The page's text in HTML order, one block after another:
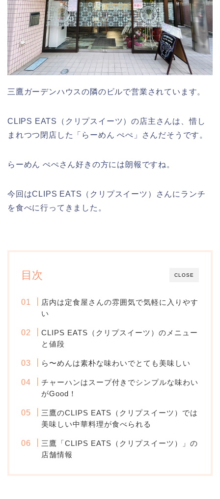
三鷹ガーデンハウスの隣のビルで営業されています。
CLIPS EATS（クリプスイーツ）の店主さんは、惜し
まれつつ閉店した「らーめん ぺぺ」さんだそうです。
らーめん ぺぺさん好きの方には朗報ですね。
今回はCLIPS EATS（クリプスイーツ）さんにランチ
を食べに行ってきました。
CLOSE
目次
店内は定食屋さんの雰囲気で気軽に入りやす
い
CLIPS EATS（クリプスイーツ）のメニュー
と値段
ら〜めんは素朴な味わいでとても美味しい
チャーハンはスープ付きでシンプルな味わい
がGood！
三鷹のCLIPS EATS（クリプスイーツ）では
美味しい中華料理が食べられる
三鷹「CLIPS EATS（クリプスイーツ）」の
店舗情報